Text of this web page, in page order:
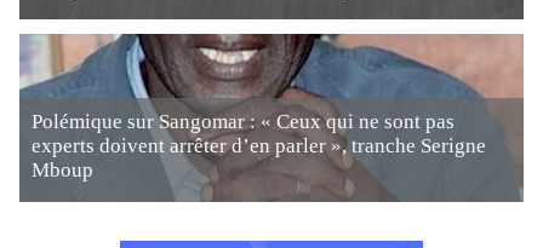
Polémique sur Sangomar : « Ceux qui ne sont pas
experts doivent arrêter d’en parler », tranche Serigne
Mboup